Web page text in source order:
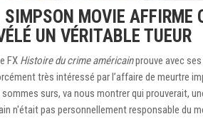
MOVIE AFFIRME
UN VÉRITABLE TUEUR
FX Histoire du crime américainprouve avec
très intéressé par l’affaire de meurtre
surs, va nous montrer qui prouverait,
n'était pas personnellement responsable du